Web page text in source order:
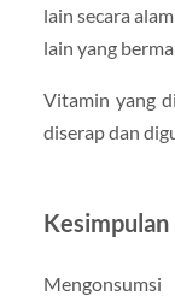
lain secara
lain yang
Vitamin yang
diserap dan
Kesimpulan